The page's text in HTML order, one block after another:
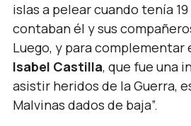
islas a pelear cuando tenía
contaban él y sus
Luego, y para complementar
Isabel Castilla, que fue una
asistir heridos de la Guerra,
Malvinas dados de baja”.